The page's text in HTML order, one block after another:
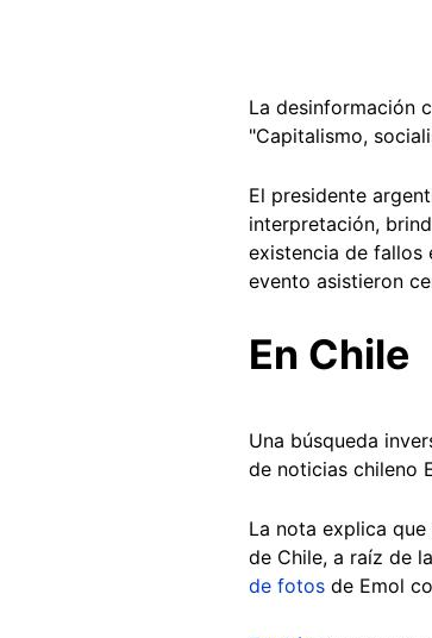
La desinformación
"Capitalismo,
El presidente
interpretación,
existencia de fallos
evento asistieron
En Chile
Una búsqueda
de noticias chileno
La nota explica
de Chile, a raíz de
de fotos de Emol